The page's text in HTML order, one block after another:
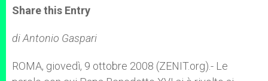
t
s
p
p
s
e
g
e
e
b
o
k
Share this Entry
di Antonio Gaspari
ROMA, giovedì, 9 ottobre 2008 (ZENIT.org).- Le